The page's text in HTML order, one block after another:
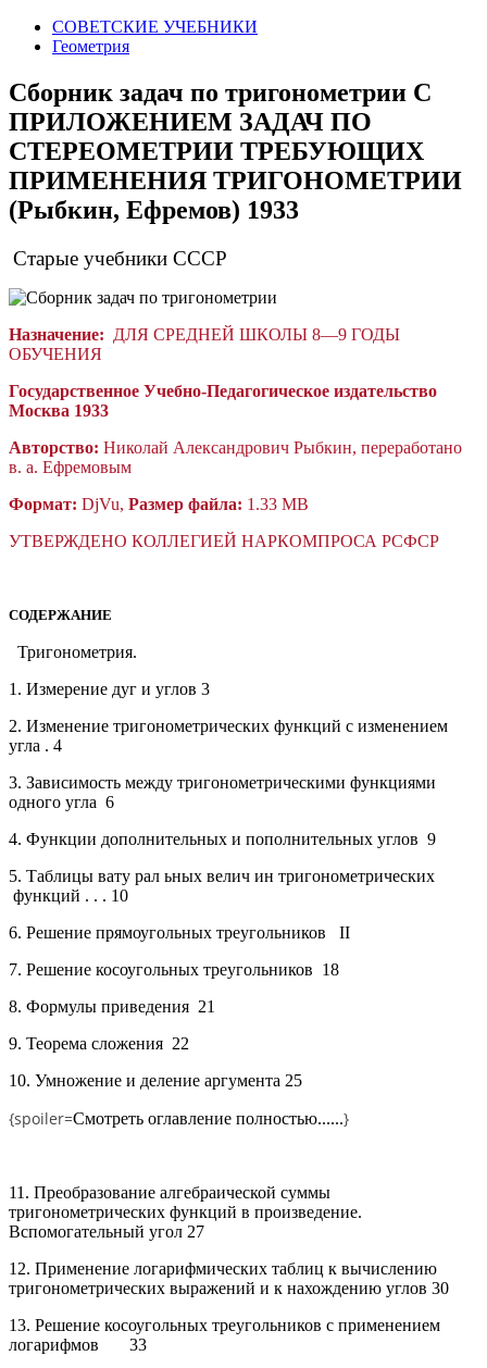
СОВЕТСКИЕ УЧЕБНИКИ
Геометрия
Сборник задач по тригонометрии С
ПРИЛОЖЕНИЕМ ЗАДАЧ ПО
СТЕРЕОМЕТРИИ ТРЕБУЮЩИХ
ПРИМЕНЕНИЯ ТРИГОНОМЕТРИИ
(Рыбкин, Ефремов) 1933
Старые учебники СССР
Назначение: ДЛЯ СРЕДНЕЙ ШКОЛЫ 8—9 ГОДЫ
ОБУЧЕНИЯ
Государственное Учебно-Педагогическое издательство
Москва 1933
Авторство: Николай Александрович Рыбкин, переработано
в. а. Ефремовым
Формат: DjVu, Размер файла: 1.33 MB
УТВЕРЖДЕНО КОЛЛЕГИЕЙ НАРКОМПРОСА РСФСР
СОДЕРЖАНИЕ
Тригонометрия.
1. Измерение дуг и углов 3
2. Изменение тригонометрических функций с изменением
угла . 4
3. Зависимость между тригонометрическими функциями
одного угла 6
4. Функции дополнительных и пополнительных углов 9
5. Таблицы вату рал ьных велич ин тригонометрических
функций . . . 10
6. Решение прямоугольных треугольников
II
7. Решение косоугольных треугольников 18
8. Формулы приведения 21
9. Теорема сложения 22
10. Умножение и деление аргумента 25
{spoiler=Смотреть оглавление полностью......}
11. Преобразование алгебраической суммы
тригонометрических функций в произведение.
Вспомогательный угол 27
12. Применение логарифмических таблиц к вычислению
тригонометрических выражений и к нахождению углов 30
13. Решение косоугольных треугольников с применением
логарифмов
33